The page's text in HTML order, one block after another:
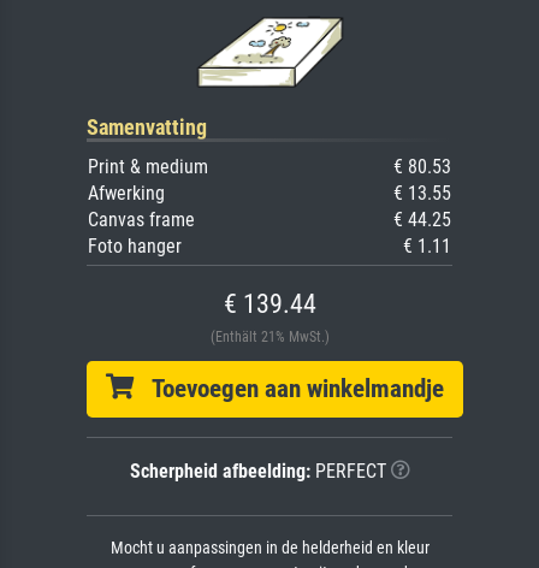
Samenvatting
Print & medium
€ 80.53
Afwerking
€ 13.55
Canvas frame
€ 44.25
Foto hanger
€ 1.11
€ 139.44
(Enthält 21% MwSt.)
Toevoegen aan winkelmandje
Scherpheid afbeelding:PERFECT
Mocht u aanpassingen in de helderheid en kleur